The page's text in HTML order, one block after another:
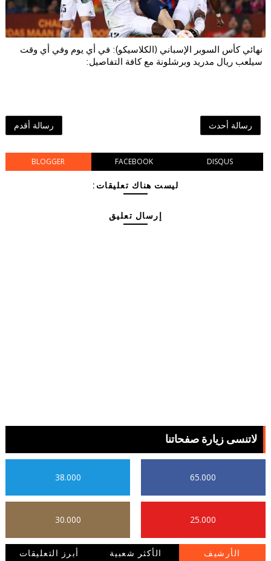
نهائي كأس السوبر الإسباني (الكلاسيكو): في أي يوم وفي أي وقت
سيلعب ريال مدريد وبرشلونة مع كافة التفاصيل:
رسالة أحدث رسالة أقدم
BLOGGER FACEBOOK DISQUS
ليست هناك تعليقات:
إرسال تعليق
لاتنسى زيارة صفحاتنا
65.000
38.000
25.000
30.000
الأرشيف الأكثر شعبية أبرز التعليقات